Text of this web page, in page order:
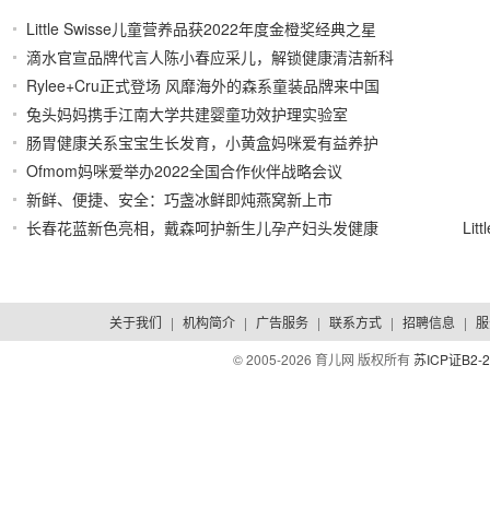
Little Swisse儿童营养品获2022年度金橙奖经典之星
2022/12/09
滴水官宣品牌代言人陈小春应采儿，解锁健康清洁新科
技
2022/08/12
Rylee+Cru正式登场 风靡海外的森系童装品牌来中国
啦！
2022/08/11
兔头妈妈携手江南大学共建婴童功效护理实验室
2022/08/10
肠胃健康关系宝宝生长发育，小黄盒妈咪爱有益养护
2022/08/09
Ofmom妈咪爱举办2022全国合作伙伴战略会议
2022/08/09
新鲜、便捷、安全：巧盏冰鲜即炖燕窝新上市
2022/08/05
长春花蓝新色亮相，戴森呵护新生儿孕产妇头发健康
关于我们 | 机构简介 | 广告服务 | 联系方式 | 招聘信息 |
© 2005-2026 育儿网 版权所有苏ICP证B2-